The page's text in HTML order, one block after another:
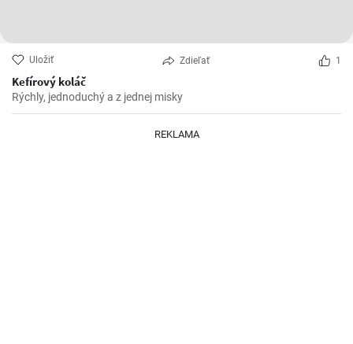
Uložiť Zdieľať 1
Kefírový koláč
Rýchly, jednoduchý a z jednej misky
REKLAMA